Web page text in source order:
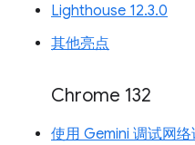
Lighthouse 12.3.0
其他亮点
Chrome 132
使用 Gemini 调试网